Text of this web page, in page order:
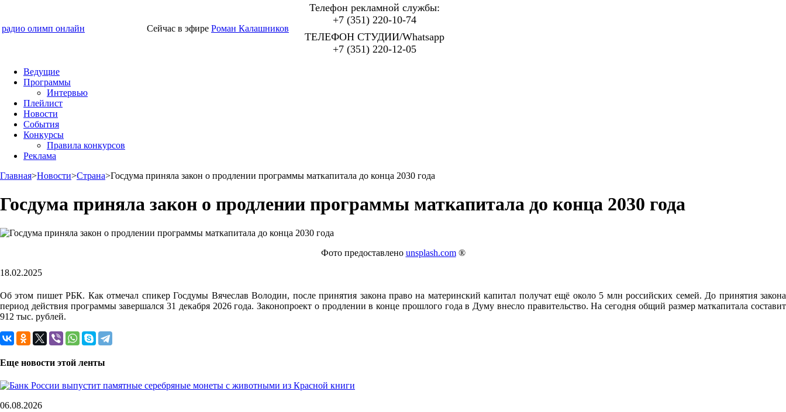
радио олимп онлайн Сейчас в эфире Роман Калашников
Телефон рекламной службы:
+7 (351) 220-10-74
ТЕЛЕФОН СТУДИИ/Whatsapp
+7 (351) 220-12-05
Ведущие
Программы
Интервью
Плейлист
Новости
События
Конкурсы
Правила конкурсов
Реклама
Главная>Новости>Страна>Госдума приняла закон о продлении программы маткапитала до конца 2030 года
Госдума приняла закон о продлении программы маткапитала до конца 2030 года
Фото предоставлено unsplash.com®
18.02.2025
Об этом пишет РБК. Как отмечал спикер Госдумы Вячеслав Володин, после принятия закона право на материнский капитал получат ещё около 5 млн российских семей. До принятия закона
период действия программы завершался 31 декабря 2026 года. Законопроект о продлении в конце прошлого года в Думу внесло правительство. На сегодня общий размер маткапитала составит
912 тыс. рублей.
Еще новости этой ленты
06.08.2026